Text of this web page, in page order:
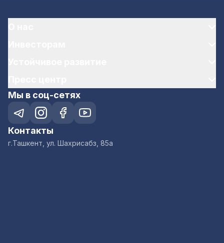
Мы в соц-сетях
Контакты
г.Ташкент, ул. Шахрисабз, 85а